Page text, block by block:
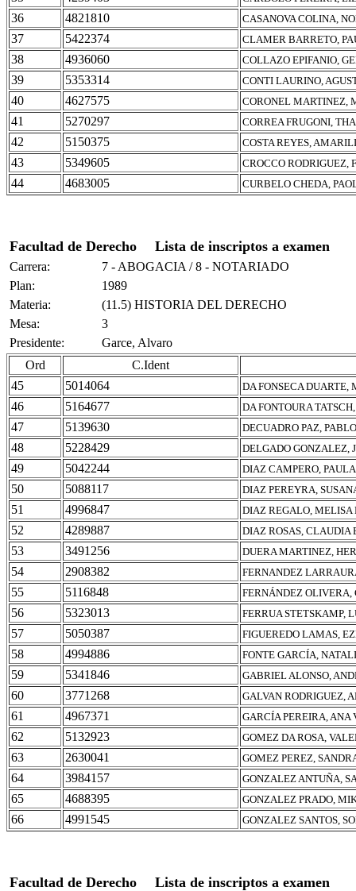
36 4821810 CASANOVA COLINA,
37 5422374 CLAMER BARRETO,
38 4936060 COLLAZO EPIFANIO,
39 5353314 CONTI LAURINO,
40 4627575 CORONEL MARTINEZ,
41 5270297 CORREA FRUGONI,
42 5150375 COSTA REYES,
43 5349605 CROCCO RODRIGUEZ,
44 4683005 CURBELO CHEDA,
Facultad de Derecho Lista de inscriptos a examen
Carrera:
7 - ABOGACIA / 8 - NOTARIADO
Plan:
1989
Materia:
(11.5) HISTORIA DEL DERECHO
Mesa:
3
Presidente:
Garce, Alvaro
Ord
C.Ident
45
5014064 DA FONSECA
46 5164677 DA FONTOURA
47 5139630 DECUADRO PAZ,
48 5228429 DELGADO GONZALEZ,
49 5042244 DIAZ CAMPERO,
50 5088117 DIAZ PEREYRA,
51 4996847 DIAZ REGALO,
52 4289887 DIAZ ROSAS, CLAUDIA
53 3491256 DUERA MARTINEZ,
54 2908382 FERNANDEZ
55 5116848 FERNÁNDEZ
56 5323013 FERRUA STETSKAMP,
57 5050387 FIGUEREDO LAMAS,
58 4994886 FONTE GARCÍA,
59 5341846 GABRIEL ALONSO,
60 3771268 GALVAN RODRIGUEZ,
61 4967371 GARCÍA PEREIRA, ANA
62 5132923 GOMEZ DA ROSA,
63 2630041 GOMEZ PEREZ,
64 3984157 GONZALEZ ANTUÑA,
65 4688395 GONZALEZ PRADO,
66 4991545 GONZALEZ SANTOS,
Facultad de Derecho Lista de inscriptos a examen